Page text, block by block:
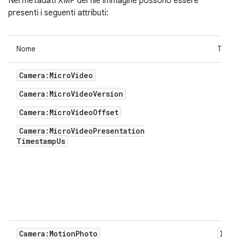
presenti i seguenti attributi:
Nome
Camera:MicroVideo
Camera:MicroVideoVersion
Camera:MicroVideoOffset
Camera:MicroVideoPresentation
TimestampUs
Camera:MotionPhoto